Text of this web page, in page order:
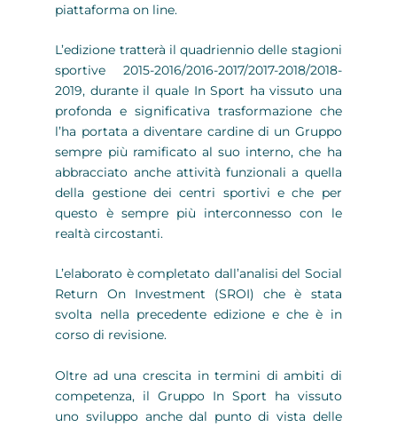
piattaforma on line.
L’edizione tratterà il quadriennio delle stagioni
sportive 2015-2016/2016-2017/2017-2018/2018-
2019, durante il quale In Sport ha vissuto una
profonda e significativa trasformazione che
l’ha portata a diventare cardine di un Gruppo
sempre più ramificato al suo interno, che ha
abbracciato anche attività funzionali a quella
della gestione dei centri sportivi e che per
questo è sempre più interconnesso con le
realtà circostanti.
L’elaborato è completato dall’analisi del Social
Return On Investment (SROI) che è stata
svolta nella precedente edizione e che è in
corso di revisione.
Oltre ad una crescita in termini di ambiti di
competenza, il Gruppo In Sport ha vissuto
uno sviluppo anche dal punto di vista delle